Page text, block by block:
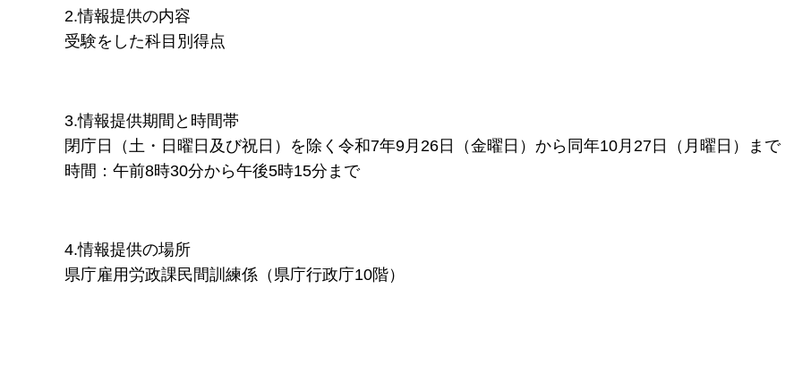
2.情報提供の内容
受験をした科目別得点
3.情報提供期間と時間帯
閉庁日（土・日曜日及び祝日）を除く令和7年9月26日（金曜日）から同年10月27日（月曜日）まで
時間：午前8時30分から午後5時15分まで
4.情報提供の場所
県庁雇用労政課民間訓練係（県庁行政庁10階）